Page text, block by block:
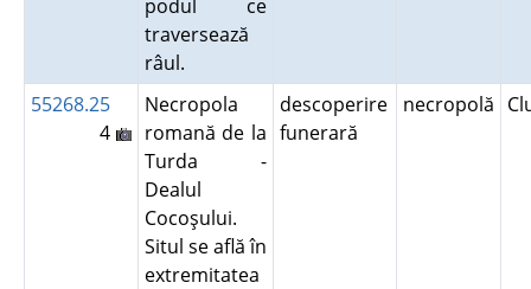
podul ce
traversează
râul.
55268.25
4
Necropola
romană de la
Turda -
Dealul
Cocoşului.
Situl se află în
extremitatea
descoperire
funerară
necropolă